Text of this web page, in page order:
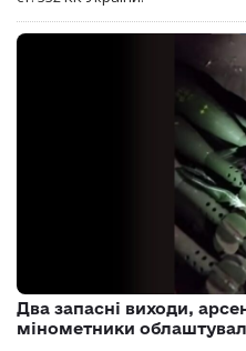
Два запасні виходи,
мінометники